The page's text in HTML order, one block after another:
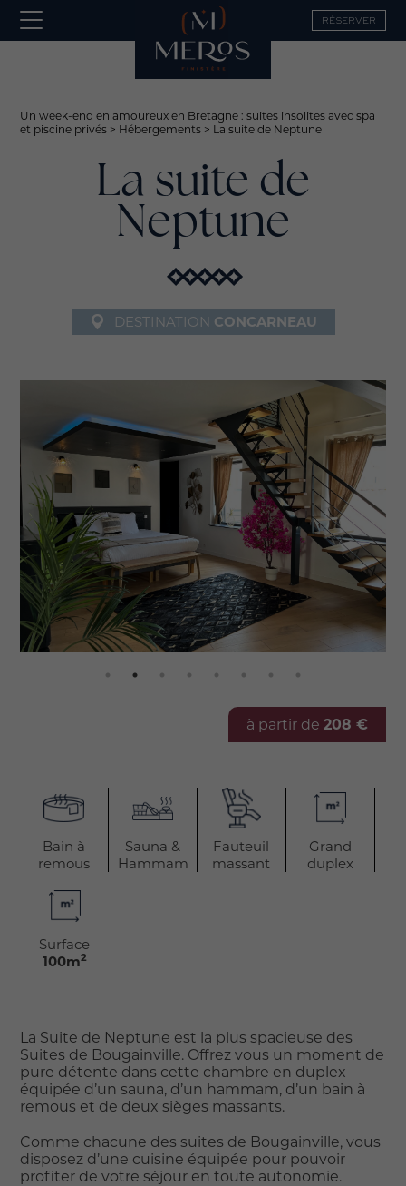
RÉSERVER
Un week-end en amoureux en Bretagne : suites insolites avec spa
et piscine privés > Hébergements > La suite de Neptune
La suite de
Neptune
DESTINATION CONCARNEAU
à partir de 208 €
Bain à
remous
Sauna &
Hammam
Fauteuil
massant
Grand
duplex
Surface
100m2
La Suite de Neptune est la plus spacieuse des
Suites de Bougainville. Offrez vous un moment de
pure détente dans cette chambre en duplex
équipée d’un sauna, d’un hammam, d’un bain à
remous et de deux sièges massants.
Comme chacune des suites de Bougainville, vous
disposez d’une cuisine équipée pour pouvoir
profiter de votre séjour en toute autonomie.